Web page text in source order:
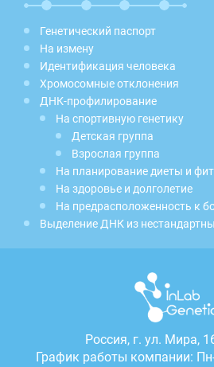
Генетический паспорт
На измену
Идентификация человека
Хромосомные отклонения
ДНК-профилирование
На спортивную генетику
Детская группа
Взрослая группа
На планирование диеты и
На здоровье и долголетие
На предрасположенность к
Выделение ДНК из
Россия, г. ул. Мира,
График работы компании: